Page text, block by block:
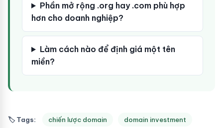
Phần mở rộng .org hay .com phù hợp
hơn cho doanh nghiệp?
Làm cách nào để định giá một tên
miền?
🏷 Tags: chiến lược domain domain investment